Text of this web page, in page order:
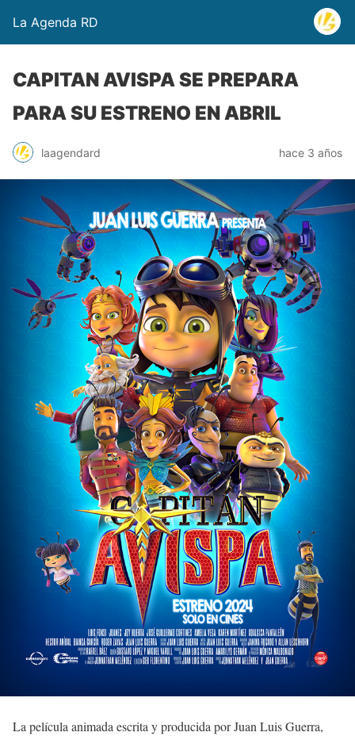
La Agenda RD
CAPITAN AVISPA SE PREPARA
PARA SU ESTRENO EN ABRIL
laagendard hace 3 años
La película animada escrita y producida por Juan Luis Guerra,